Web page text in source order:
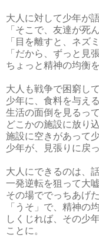
大人に対して少年が
「そこで、友達が死
「目を離すと、ネズ
「だから、ずっと見
ちょっと精神の均衡
大人も戦争で困窮して
少年に、食料を与え
生活の面倒を見るっ
どこかの施設に放り
施設に空きがあって
少年が、見張りに戻
大人にできるのは、
一発逆転を狙って大
その場ででっちあげ
「うそ」で、精神の
しくじれば、その少
ことに。